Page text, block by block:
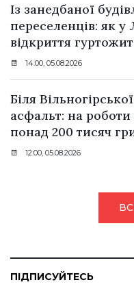
Із занедбаної
переселенців: як у
відкриття
14:00, 05.08.2026
Біля
асфальт: на
понад 200 тисяч
12:00, 05.08.2026
ПІДПИСУЙТЕСЬ